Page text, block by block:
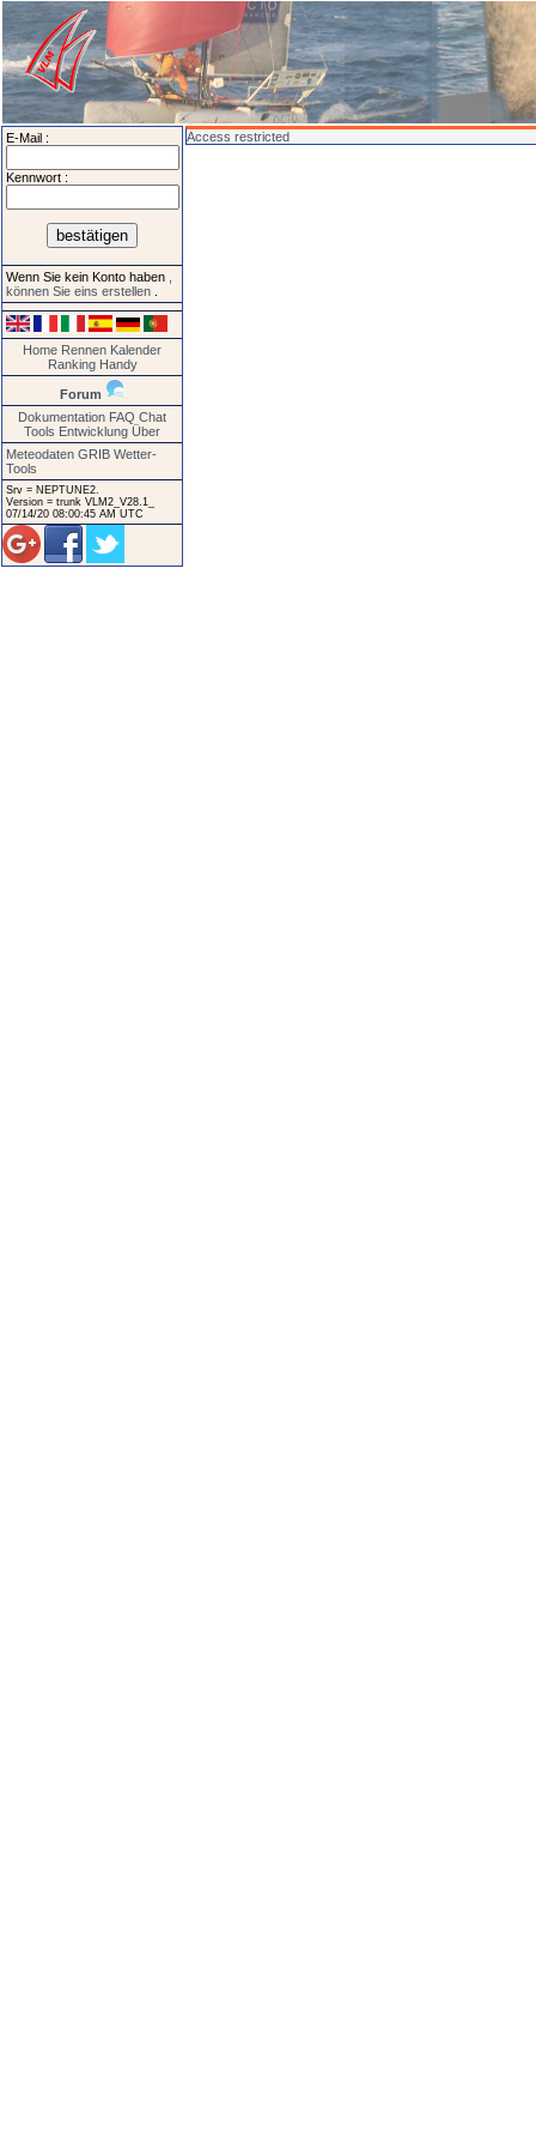
E-Mail :
Kennwort :
Wenn Sie kein Konto haben
können Sie eins erstellen
Home Rennen Kalender
Ranking Handy
Forum
Dokumentation FAQ Chat
Tools Entwicklung Über
Meteodaten GRIB Wetter-
Tools
Srv = NEPTUNE2.
Version = trunk VLM2_V28.1_
07/14/20 08:00:45 AM UTC
Access restricted